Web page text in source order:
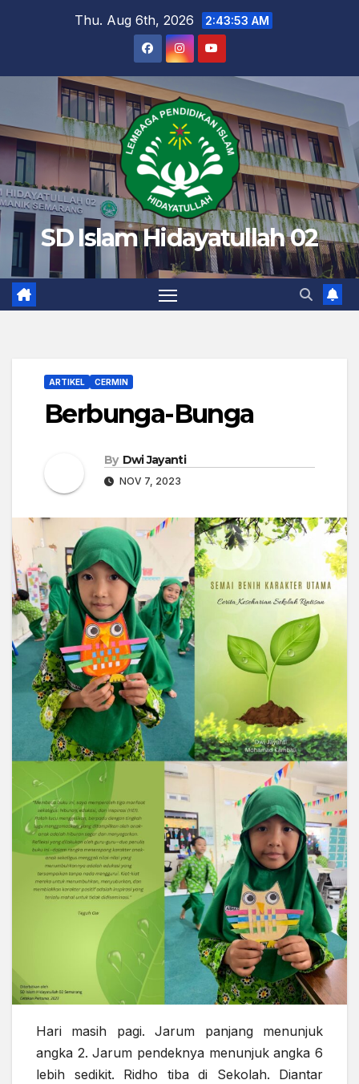
Thu. Aug 6th, 2026 2:43:54 AM
SD Islam Hidayatullah 02
ARTIKEL CERMIN
Berbunga-Bunga
By Dwi Jayanti
NOV 7, 2023
Hari masih pagi. Jarum panjang menunjuk
angka 2. Jarum pendeknya menunjuk angka 6
lebih sedikit. Ridho tiba di Sekolah. Diantar